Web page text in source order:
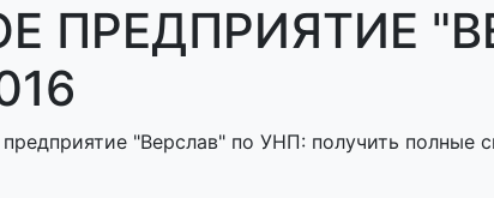
ПРЕДПРИЯТИЕ
"Верслав" по УНП: получить полные